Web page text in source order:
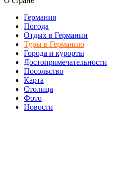
Германия
Погода
Отдых в Германии
Туры в Германию
Города и курорты
Достопримечательности
Посольство
Карта
Столица
Фото
Новости